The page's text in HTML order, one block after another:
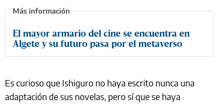
El mayor armario del cine se encuentra en
Algete y su futuro pasa por el metaverso
Es curioso que Ishiguro no haya escrito nunca una
adaptación de sus novelas, pero sí que se haya